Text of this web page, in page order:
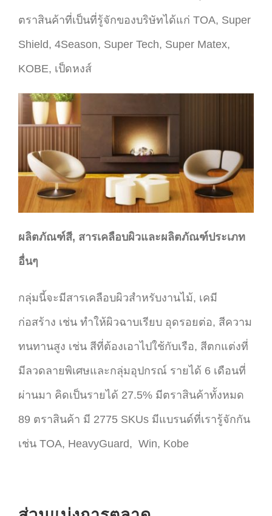
ตราสินค้าที่เป็นที่รู้จักของบริษัทได้แก่ TOA, Super
Shield, 4Season, Super Tech, Super Matex,
KOBE, เป็ดหงส์
ผลิตภัณฑ์สี, สารเคลือบผิวและผลิตภัณฑ์ประเภท
อื่นๆ
กลุ่มนี้จะมีสารเคลือบผิวสำหรับงานไม้, เคมี
ก่อสร้าง เช่น ทำให้ผิวฉาบเรียบ อุดรอยต่อ, สีความ
ทนทานสูง เช่น สีที่ต้องเอาไปใช้กับเรือ, สีตกแต่งที่
มีลวดลายพิเศษและกลุ่มอุปกรณ์ รายได้ 6 เดือนที่
ผ่านมา คิดเป็นรายได้ 27.5% มีตราสินค้าทั้งหมด
89 ตราสินค้า มี 2775 SKUs มีแบรนด์ที่เรารู้จักกัน
เช่น TOA, HeavyGuard, Win, Kobe